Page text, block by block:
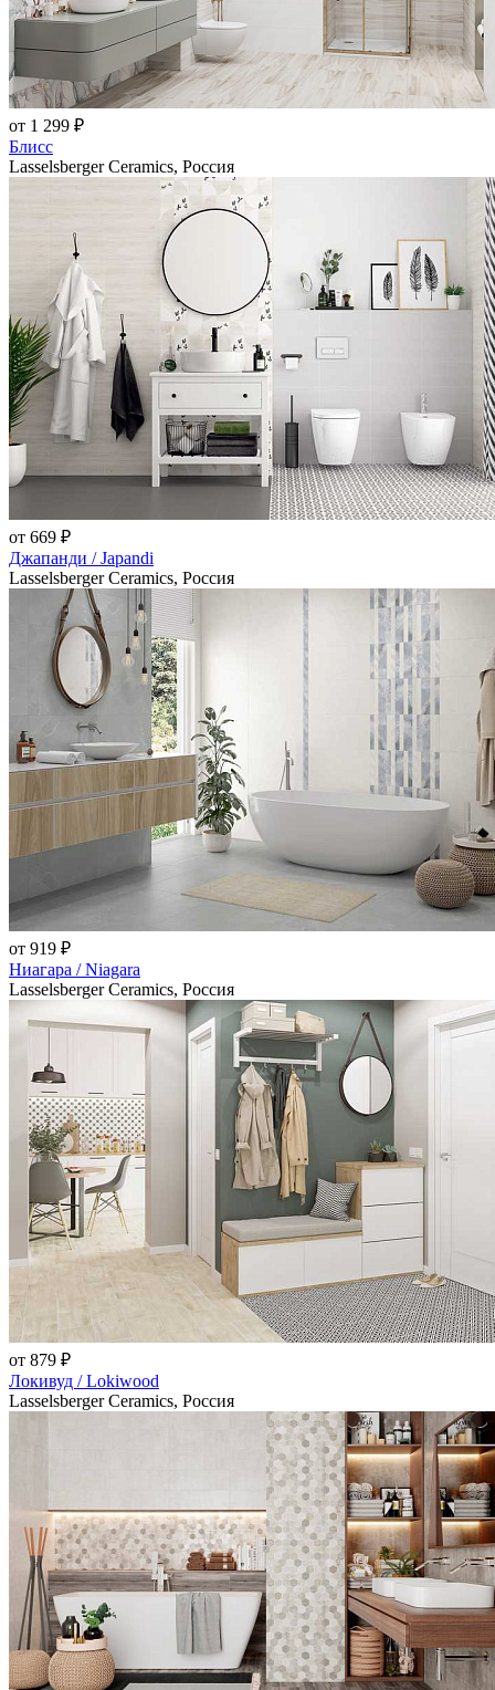
от 1 299 ₽
Блисс
Lasselsberger Ceramics, Россия
от 669 ₽
Джапанди / Japandi
Lasselsberger Ceramics, Россия
от 919 ₽
Ниагара / Niagara
Lasselsberger Ceramics, Россия
от 879 ₽
Локивуд / Lokiwood
Lasselsberger Ceramics, Россия